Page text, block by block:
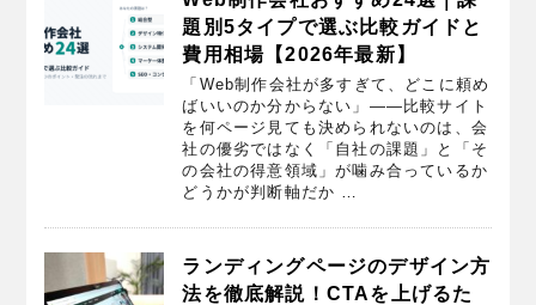
題別5タイプで選ぶ比較ガイドと
費用相場【2026年最新】
「Web制作会社が多すぎて、どこに頼め
ばいいのか分からない」——比較サイト
を何ページ見ても決められないのは、会
社の優劣ではなく「自社の課題」と「そ
の会社の得意領域」が噛み合っているか
どうかが判断軸だか …
ランディングページのデザイン方
法を徹底解説！CTAを上げるた